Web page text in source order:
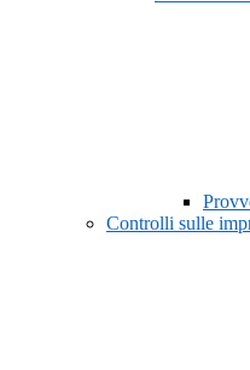
Controlli sulle